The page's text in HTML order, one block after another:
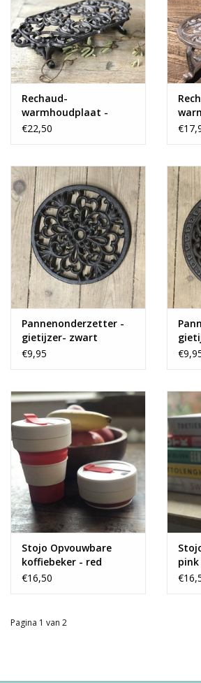
Rechaud-
warmhoudplaat -
bruin
€22,50
Pannenonderzetter -
gietijzer- zwart
€9,95
Stojo Opvouwbare
koffiebeker - red
€16,50
pink
Pagina 1 van 2